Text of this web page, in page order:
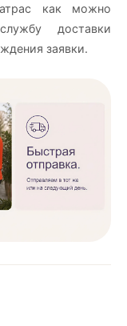
как можно
доставки
заявки.